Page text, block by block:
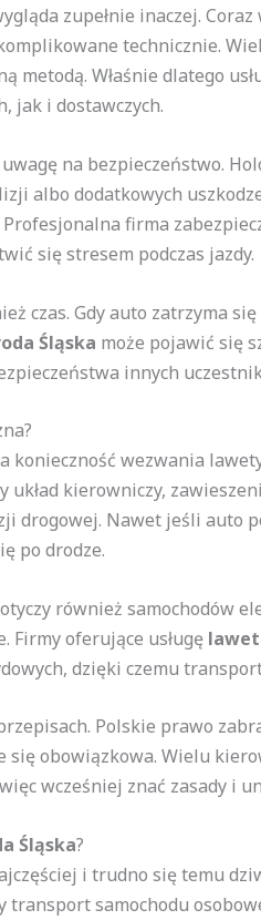
zupełnie inaczej.
technicznie.
metodą. Właśnie dlatego
jak i dostawczych.
na bezpieczeństwo.
albo dodatkowych
firma
się stresem podczas jazdy.
czas. Gdy auto zatrzyma
Śląska może pojawić się
innych
konieczność wezwania
układ kierowniczy,
drogowej. Nawet jeśli auto
po drodze.
również samochodów
Firmy oferujące usługę
dzięki czemu
Polskie prawo
się obowiązkowa. Wielu
wcześniej znać zasady i
Śląska?
i trudno się temu
samochodu